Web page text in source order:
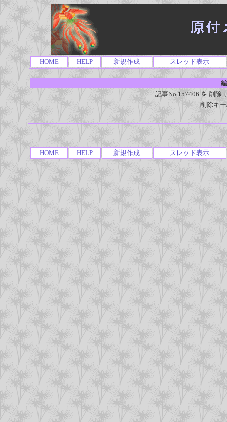
HOME HELP 新規作成 スレッド表示
記事No.157406 を 削除
削除キ
HOME HELP 新規作成 スレッド表示